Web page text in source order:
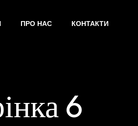
ПРО НАС КОНТАКТИ
6